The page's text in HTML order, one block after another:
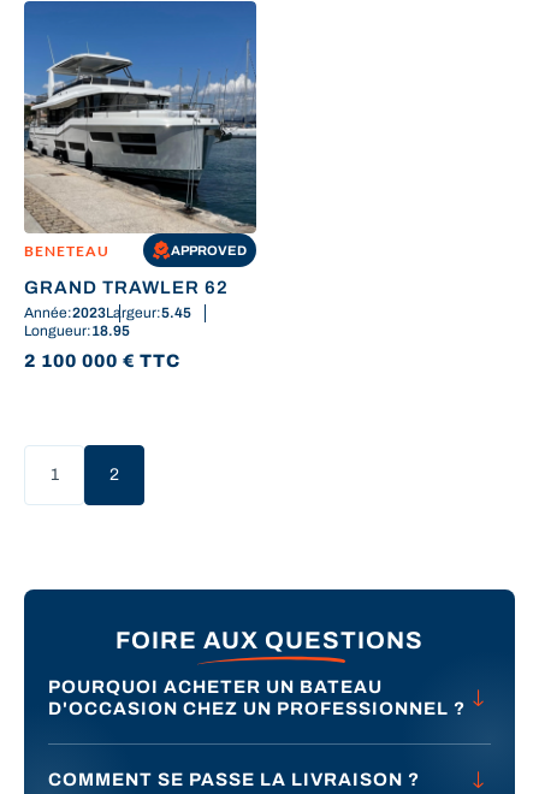
BENETEAU APPROVED
GRAND TRAWLER 62
Année:2023Largeur:5.45
Longueur:18.95
2 100 000 € TTC
1 2(current)
FOIRE AUX QUESTIONS
POURQUOI ACHETER UN BATEAU
D'OCCASION CHEZ UN PROFESSIONNEL ?
COMMENT SE PASSE LA LIVRAISON ?